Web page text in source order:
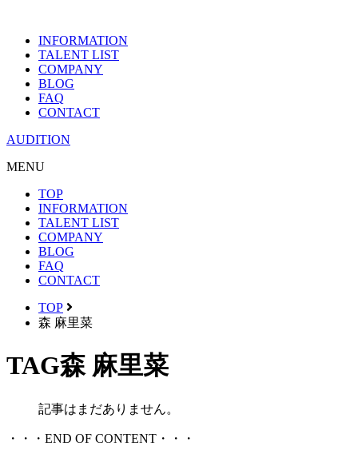
INFORMATION
TALENT LIST
COMPANY
BLOG
FAQ
CONTACT
AUDITION
MENU
TOP
INFORMATION
TALENT LIST
COMPANY
BLOG
FAQ
CONTACT
TOP
森 麻里菜
TAG森 麻里菜
記事はまだありません。
・・・END OF CONTENT・・・